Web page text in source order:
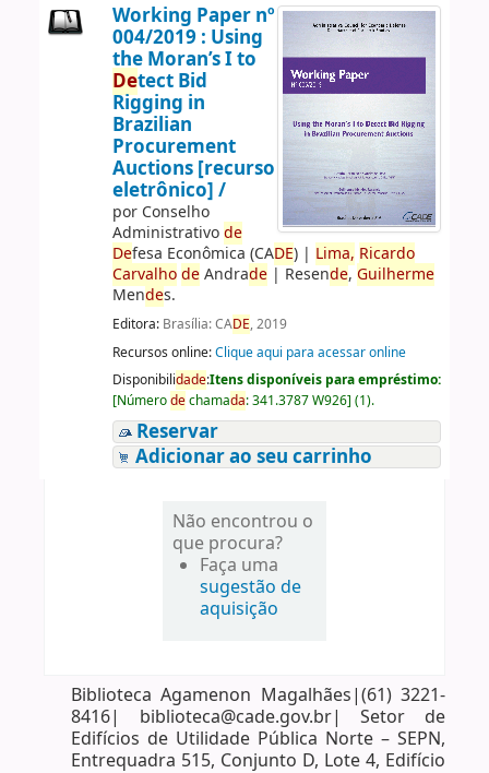
Working Paper nº
004/2019 : Using
the Moran’s I to
Detect Bid
Rigging in
Brazilian
Procurement
Auctions [recurso
eletrônico] /
por Conselho
Administrativode
Defesa Econômica (CADE)| Lima, Ricardo
Carvalho deAndrade| Resende, Guilherme
Mendes.
Editora: Brasília: CADE, 2019
Recursos online:Clique aqui para acessar online
Disponibilidade:Itens disponíveis para empréstimo:
[Númerodechamada:341.3787 W926] (1).
Reservar
Adicionar ao seu carrinho
Não encontrou o
que procura?
Faça uma
sugestão de
aquisição
Biblioteca Agamenon Magalhães|(61) 3221-
8416| biblioteca@cade.gov.br| Setor de
Edifícios de Utilidade Pública Norte – SEPN,
Entrequadra 515, Conjunto D, Lote 4, Edifício